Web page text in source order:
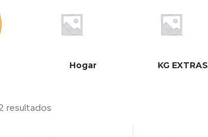
Hogar KG EXTRAS
resultados